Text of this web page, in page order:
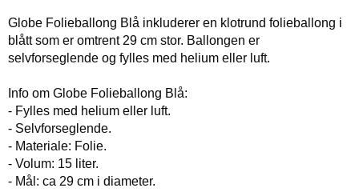
Globe Folieballong Blå inkluderer en klotrund folieballong i
blått som er omtrent 29 cm stor. Ballongen er
selvforseglende og fylles med helium eller luft.
Info om Globe Folieballong Blå:
- Fylles med helium eller luft.
- Selvforseglende.
- Materiale: Folie.
- Volum: 15 liter.
- Mål: ca 29 cm i diameter.